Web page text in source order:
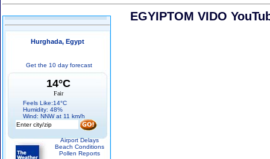
Hurghada, Egypt
Get the 10 day forecast
14°C
Fair
Feels Like:14°C
Humidity: 48%
Wind: NNW at 11 km/h
Airport Delays
Beach Conditions
Pollen Reports
EGYIPTOM VIDO